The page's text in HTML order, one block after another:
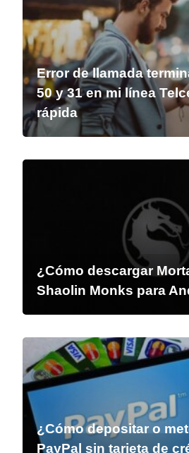
Error de llamada
50 y 31 en mi línea
rápida
¿Cómo descargar
Shaolin Monks para
¿Cómo depositar o
PayPal sin tarjeta de